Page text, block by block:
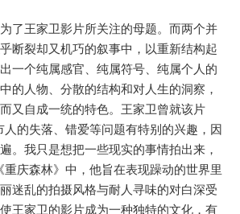
王家卫影片所关注的母题。而两个并
断裂却又机巧的叙事中，以重新结构起
一个纯属感官、纯属符号、纯属个人的
的人物、分散的结构和对人生的洞察，
又自成一统的特色。王家卫曾就该片
人的失落、错爱等问题有特别的兴趣，因
。我只是想把一些现实的事情拍出来，
重庆森林》中，他旨在表现躁动的世界里
迷乱的拍摄风格与耐人寻味的对白深受
王家卫的影片成为一种独特的文化，有